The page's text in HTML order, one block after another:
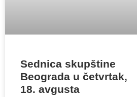
Sednica skupštine
Beograda u četvrtak,
18. avgusta